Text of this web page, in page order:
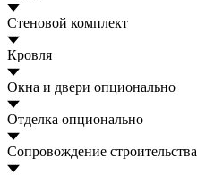
Стеновой комплект
Кровля
Окна и двери опционально
Отделка опционально
Сопровождение строительства